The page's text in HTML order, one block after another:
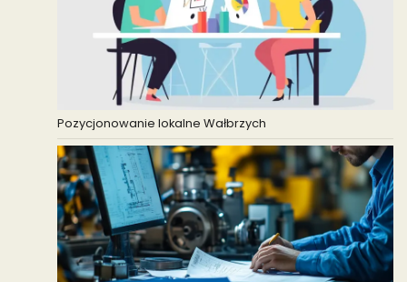
Pozycjonowanie lokalne Wałbrzych